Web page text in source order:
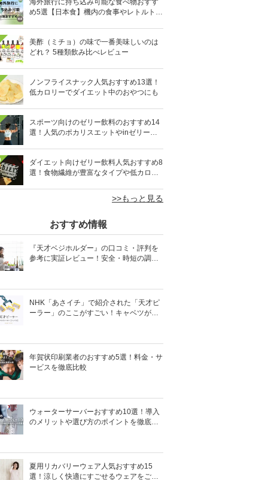
海外旅行に持ち込み可能な食べ物おすす
め5選【日本食】機内の食事やレトルト食
美酢（ミチョ）の味で一番美味しいのは
どれ？ 5種類飲み比べレビュー
ノンフライスナック人気おすすめ13選！
低カロリーでダイエット中のおやつにも
スポーツ向けのゼリー飲料のおすすめ14
選！人気のポカリスエットやinゼリーな
ダイエット向けゼリー飲料人気おすすめ8
選！食物繊維が豊富なタイプや低カロリ
>>もっと見る
おすすめ情報
『天才ベジホルダー』の口コミ・評判を
参考に実証レビュー！安全・時短の調理
NHK「あさイチ」で紹介された「天才ピ
ーラー」のここがすごい！キャベツがほ
年賀状印刷業者のおすすめ5選！料金・サ
ービスを徹底比較
ウォーターサーバーおすすめ10選！導入
のメリットや選び方のポイントを徹底解
夏用リカバリーウェア人気おすすめ15
選！涼しく快適にすごせるウェアをご紹